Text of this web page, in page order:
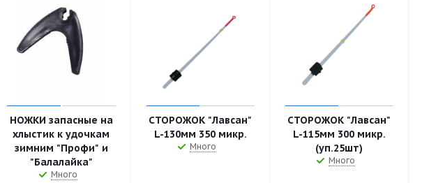
НОЖКИ запасные на
хлыстик к удочкам
зимним "Профи" и
"Балалайка"
Много
СТОРОЖОК "Лавсан"
L-130мм 350 микр.
Много
СТОРОЖОК "Лавсан"
L-115мм 300 микр.
(уп.25шт)
Много